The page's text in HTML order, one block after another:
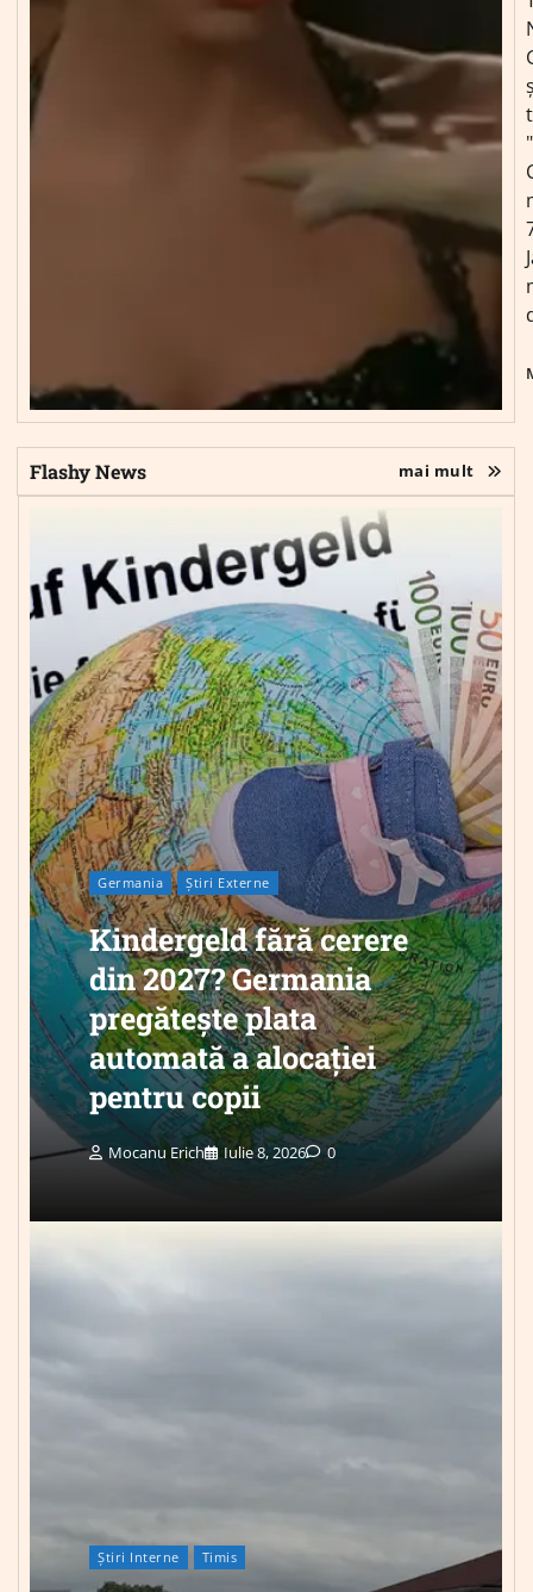
Flashy News mai mult
Germania Știri Externe
Kindergeld fără cerere
din 2027? Germania
pregătește plata
automată a alocației
pentru copii
Mocanu Erich Iulie 8, 2026 0
Știri Interne Timis